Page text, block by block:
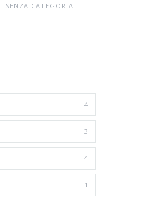
SENZA CATEGORIA
4
3
4
1